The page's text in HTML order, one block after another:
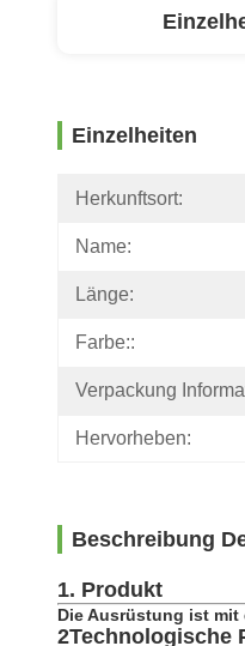
Einzelheiten
Herkunftsort:
Name:
Länge:
Farbe::
Verpackung
Hervorheben:
Beschreibung
1. Produkt
Die Ausrüstung ist mit
2Technologische